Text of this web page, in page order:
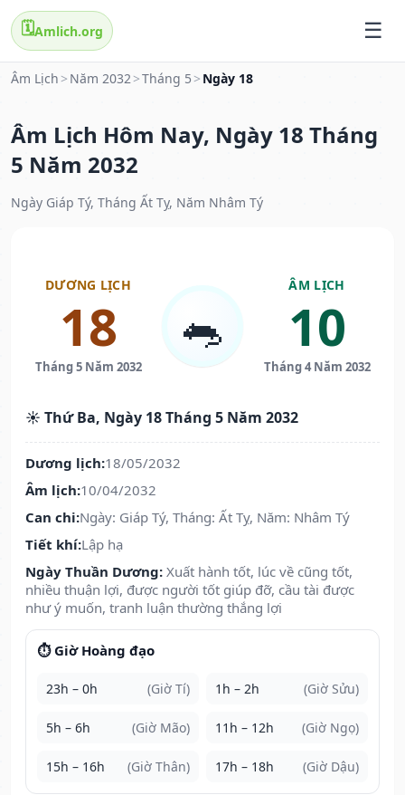
🗓️Amlich.org
Âm Lịch > Năm 2032>Tháng 5 > Ngày 18
Âm Lịch Hôm Nay, Ngày 18 Tháng
5 Năm 2032
Ngày Giáp Tý, Tháng Ất Tỵ, Năm Nhâm Tý
DƯƠNG LỊCH
18
Tháng 5 Năm 2032
🐀
ÂM LỊCH
10
Tháng 4 Năm 2032
☀️ Thứ Ba, Ngày 18 Tháng 5 Năm 2032
Dương lịch:18/05/2032
Âm lịch:10/04/2032
Can chi:Ngày: Giáp Tý, Tháng: Ất Tỵ, Năm: Nhâm Tý
Tiết khí:Lập hạ
Ngày Thuần Dương: Xuất hành tốt, lúc về cũng tốt,
nhiều thuận lợi, được người tốt giúp đỡ, cầu tài được
như ý muốn, tranh luận thường thắng lợi
⏱️ Giờ Hoàng đạo
23h – 0h (Giờ Tí) 1h – 2h (Giờ Sửu)
5h – 6h (Giờ Mão) 11h – 12h (Giờ Ngọ)
15h – 16h (Giờ Thân) 17h – 18h (Giờ Dậu)